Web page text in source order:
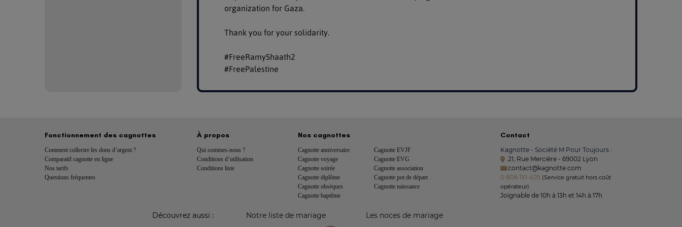
organization for Gaza.
Thank you for your solidarity.
#FreeRamyShaath2
Fonctionnement des cagnottes
Comment collecter les dons d’argent ?
Comparatif cagnotte en ligne
Nos tarifs
Questions fréquentes
À propos
Qui sommes-nous ?
Conditions d’utilisation
Conditions liste
Nos cagnottes
Cagnotte anniversaire
Cagnotte voyage
Cagnotte soirée
Cagnotte diplôme
Cagnotte obsèques
Cagnotte baptême
Cagnotte EVJF
Cagnotte EVG
Cagnotte association
Cagnotte pot de départ
Cagnotte naissance
Contact
Kagnotte - Société M Pour Toujours :
21, Rue Mercière - 69002 Lyon
contact@kagnotte.com
0 806 110 405 (Service gratuit hors coût
opérateur)
Joignable de 10h à 13h et 14h à 17h
Découvrez aussi : Notre liste de mariage Les noces de mariage